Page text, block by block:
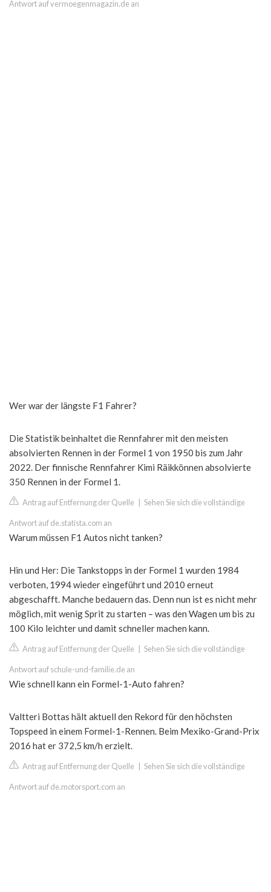
Antwort auf vermoegenmagazin.de an
Wer war der längste F1 Fahrer?
Die Statistik beinhaltet die Rennfahrer mit den meisten
absolvierten Rennen in der Formel 1 von 1950 bis zum Jahr
2022. Der finnische Rennfahrer Kimi Räikkönnen absolvierte
350 Rennen in der Formel 1.
Antrag auf Entfernung der Quelle Sehen Sie sich die vollständige
Antwort auf de.statista.com an
Warum müssen F1 Autos nicht tanken?
Hin und Her: Die Tankstopps in der Formel 1 wurden 1984
verboten, 1994 wieder eingeführt und 2010 erneut
abgeschafft. Manche bedauern das. Denn nun ist es nicht mehr
möglich, mit wenig Sprit zu starten – was den Wagen um bis zu
100 Kilo leichter und damit schneller machen kann.
Antrag auf Entfernung der Quelle Sehen Sie sich die vollständige
Antwort auf schule-und-familie.de an
Wie schnell kann ein Formel-1-Auto fahren?
Valtteri Bottas hält aktuell den Rekord für den höchsten
Topspeed in einem Formel-1-Rennen. Beim Mexiko-Grand-Prix
2016 hat er 372,5 km/h erzielt.
Antrag auf Entfernung der Quelle Sehen Sie sich die vollständige
Antwort auf de.motorsport.com an